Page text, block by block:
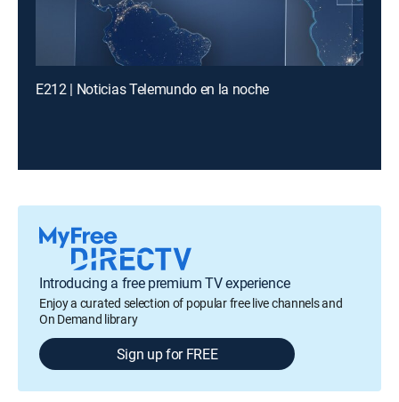
E212 | Noticias Telemundo en la noche
Introducing a free premium TV experience
Enjoy a curated selection of popular free live channels and
On Demand library
Sign up for FREE